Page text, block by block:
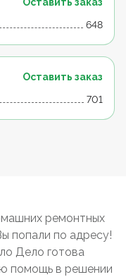
648
Оставить заказ
701
ремонтных
попали по адресу!
Дело готова
помощь в решении